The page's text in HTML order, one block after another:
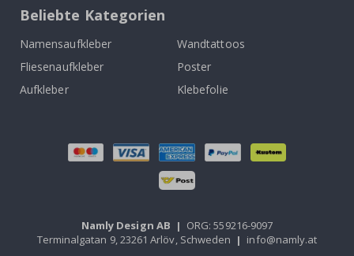
Beliebte Kategorien
Namensaufkleber
Wandtattoos
Fliesenaufkleber
Poster
Aufkleber
Klebefolie
Namly Design AB | ORG: 559216-9097
Terminalgatan 9, 23261 Arlöv, Schweden | info@namly.at